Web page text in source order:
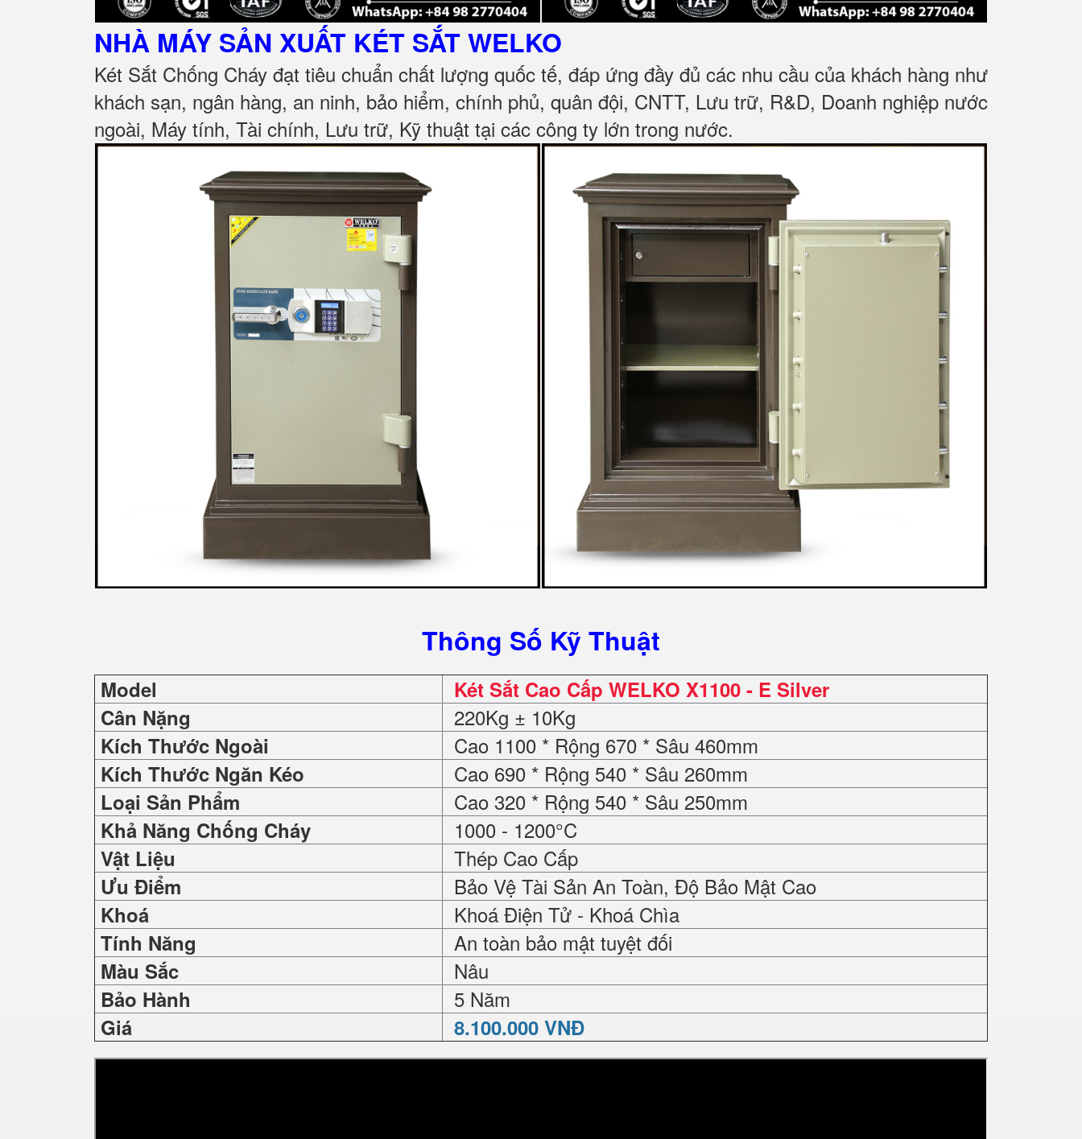
NHÀ MÁY SẢN XUẤT KÉT SẮTWELKO
Két Sắt Chống Cháy đạt tiêu chuẩn chất lượng quốc tế, đáp ứng đầy đủ các nhu cầu của khách hàng như
khách sạn, ngân hàng, an ninh, bảo hiểm, chính phủ, quân đội, CNTT, Lưu trữ, R&D, Doanh nghiệp nước
ngoài, Máy tính, Tài chính, Lưu trữ, Kỹ thuật tại các công ty lớn trong nước.
Thông Số Kỹ Thuật
Model
Két Sắt Cao Cấp WELKO X1100 - E Silver
Cân Nặng
220Kg ± 10Kg
Kích Thước Ngoài Cao 1100 * Rộng 670 * Sâu 460mm
Kích Thước Ngăn Kéo Cao 690 * Rộng 540 * Sâu 260mm
Loại Sản Phẩm Cao 320 * Rộng 540 * Sâu 250mm
Khả Năng Chống Cháy 1000 - 1200°C
Vật Liệu Thép Cao Cấp
Ưu Điểm Bảo Vệ Tài Sản An Toàn, Độ Bảo Mật Cao
Khoá Khoá Điện Tử - Khoá Chìa
Tính Năng An toàn bảo mật tuyệt đối
Màu Sắc Nâu
Bảo Hành 5 Năm
Giá 8.100.000 VNĐ